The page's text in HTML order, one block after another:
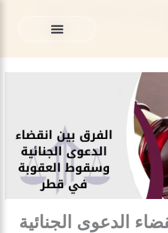
الدعوى الجنائية